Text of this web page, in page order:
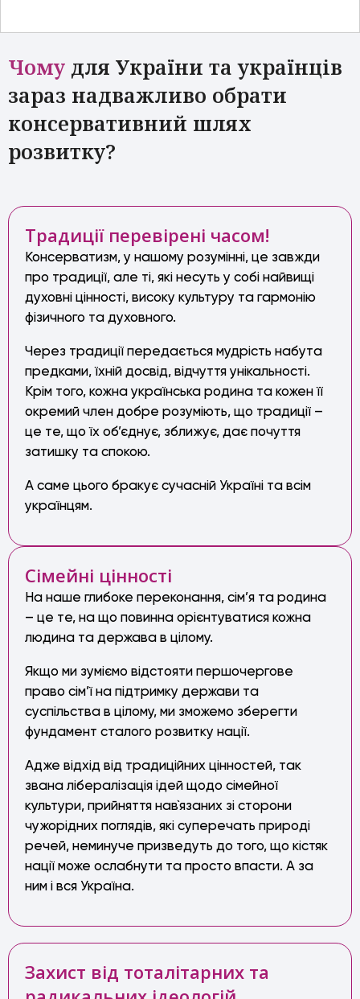
Чому для України та українців
зараз надважливо обрати
консервативний шлях
розвитку?
Традиції перевірені часом!
Консерватизм, у нашому розумінні, це завжди
про традиції, але ті, які несуть у собі найвищі
духовні цінності, високу культуру та гармонію
фізичного та духовного.
Через традиції передається мудрість набута
предками, їхній досвід, відчуття унікальності.
Крім того, кожна українська родина та кожен її
окремий член добре розуміють, що традиції –
це те, що їх об’єднує, зближує, дає почуття
затишку та спокою.
А саме цього бракує сучасній Україні та всім
українцям.
Сімейні цінності
На наше глибоке переконання, сім’я та родина
– це те, на що повинна орієнтуватися кожна
людина та держава в цілому.
Якщо ми зуміємо відстояти першочергове
право сім’ї на підтримку держави та
суспільства в цілому, ми зможемо зберегти
фундамент сталого розвитку нації.
Адже відхід від традиційних цінностей, так
звана лібералізація ідей щодо сімейної
культури, прийняття нав`язаних зі сторони
чужорідних поглядів, які суперечать природі
речей, неминуче призведуть до того, що кістяк
нації може ослабнути та просто впасти. А за
ним і вся Україна.
Захист від тоталітарних та